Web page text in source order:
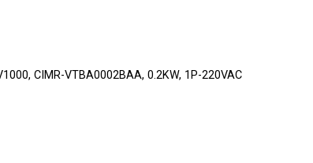
CIMR-VTBA0002BAA, 0.2KW, 1P-220VAC